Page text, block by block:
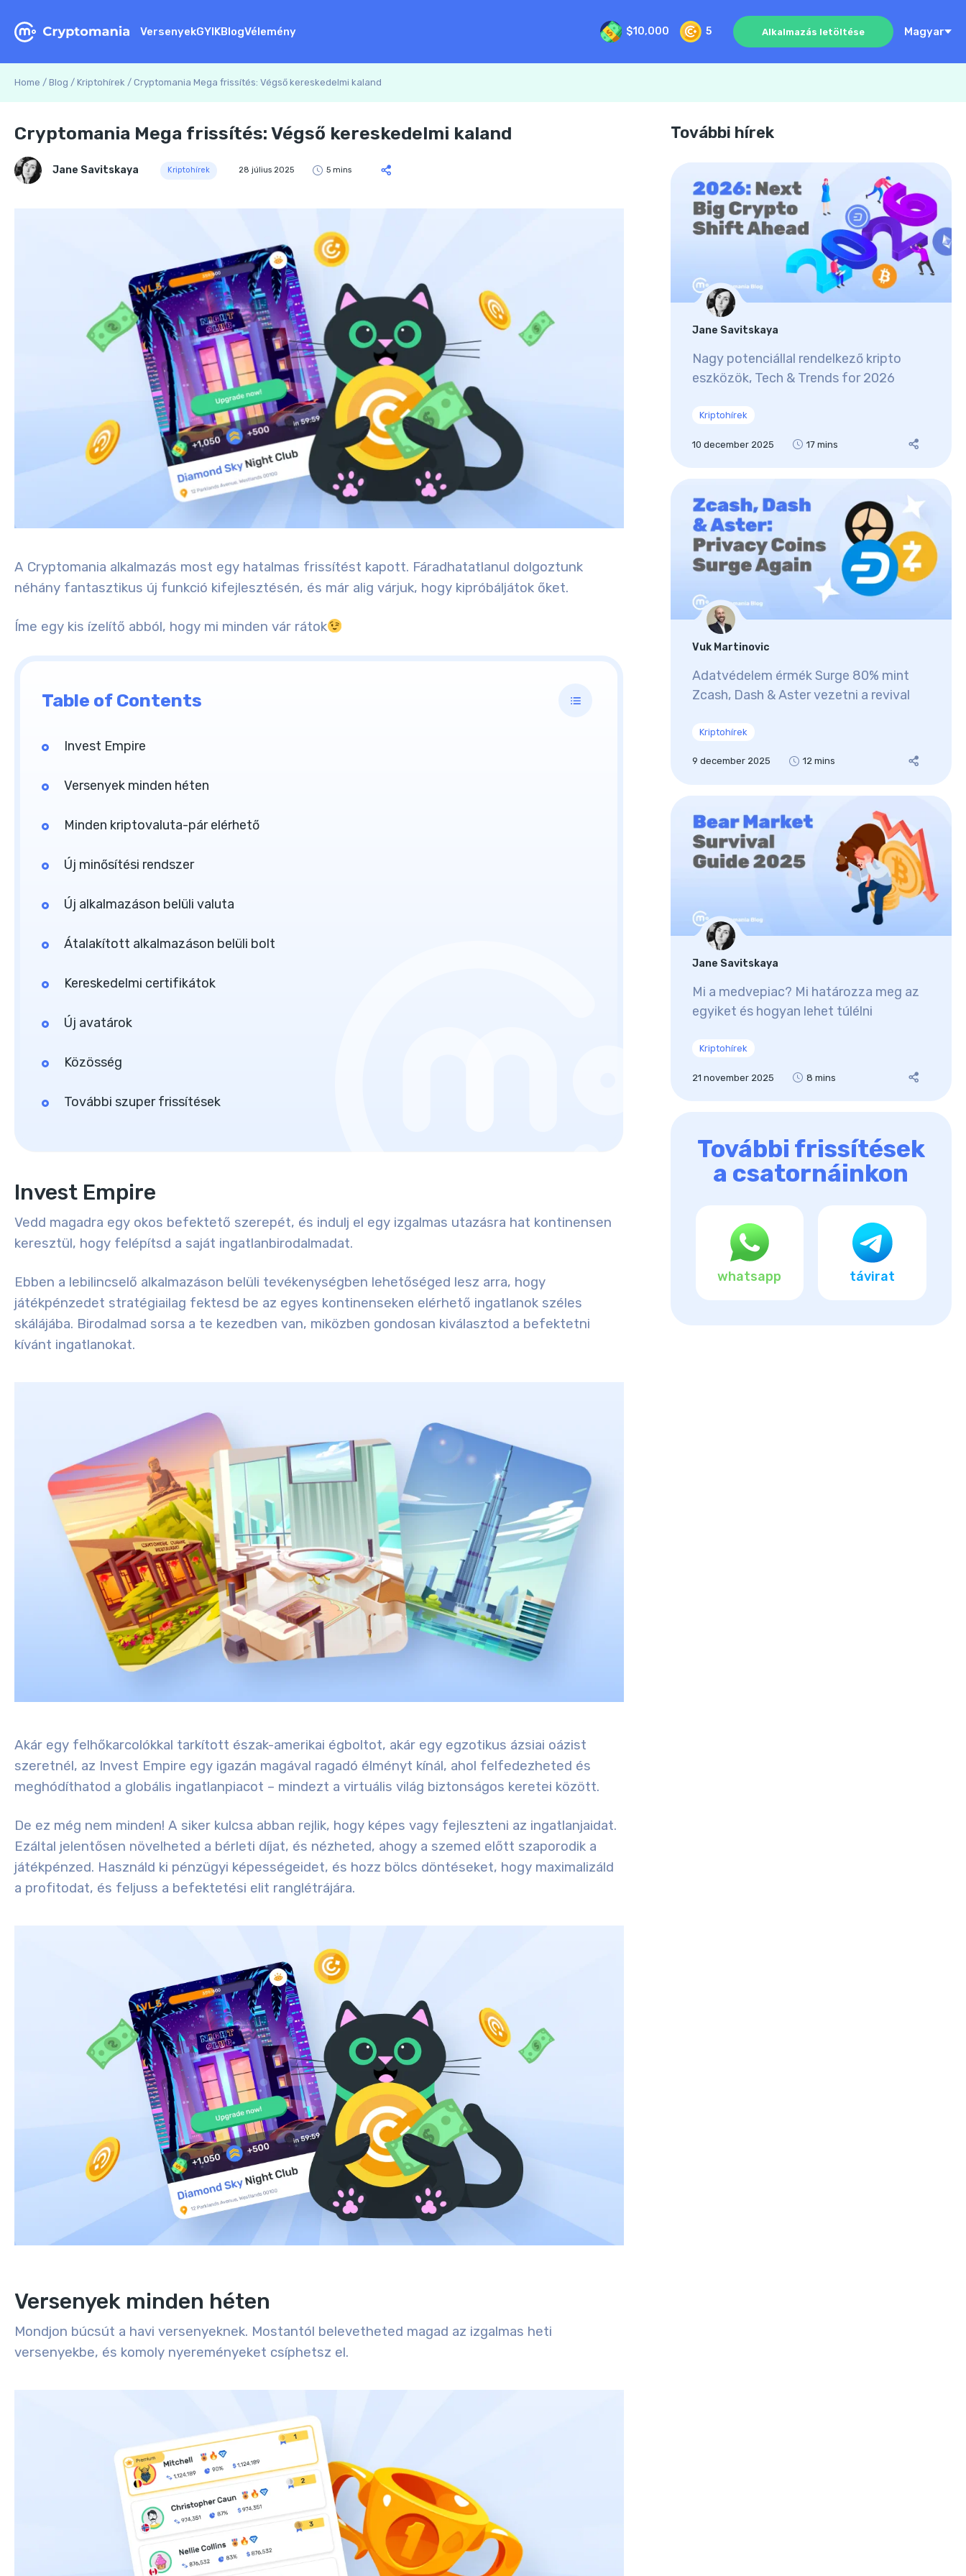
VersenyekGYIKBlogVélemény $10,000 5 Alkalmazás letöltése Magyar
Home / Blog / Kriptohírek / Cryptomania Mega frissítés: Végső kereskedelmi kaland
Cryptomania Mega frissítés: Végső kereskedelmi kaland
Jane Savitskaya Kriptohírek 28 július 2025 5 mins
A Cryptomania alkalmazás most egy hatalmas frissítést kapott. Fáradhatatlanul dolgoztunk
néhány fantasztikus új funkció kifejlesztésén, és már alig várjuk, hogy kipróbáljátok őket.
Íme egy kis ízelítő abból, hogy mi minden vár rátok
Table of Contents
Invest Empire
Versenyek minden héten
Minden kriptovaluta-pár elérhető
Új minősítési rendszer
Új alkalmazáson belüli valuta
Átalakított alkalmazáson belüli bolt
Kereskedelmi certifikátok
Új avatárok
Közösség
További szuper frissítések
Invest Empire
Vedd magadra egy okos befektető szerepét, és indulj el egy izgalmas utazásra hat kontinensen
keresztül, hogy felépítsd a saját ingatlanbirodalmadat.
Ebben a lebilincselő alkalmazáson belüli tevékenységben lehetőséged lesz arra, hogy
játékpénzedet stratégiailag fektesd be az egyes kontinenseken elérhető ingatlanok széles
skálájába. Birodalmad sorsa a te kezedben van, miközben gondosan kiválasztod a befektetni
kívánt ingatlanokat.
Akár egy felhőkarcolókkal tarkított észak-amerikai égboltot, akár egy egzotikus ázsiai oázist
szeretnél, az Invest Empire egy igazán magával ragadó élményt kínál, ahol felfedezheted és
meghódíthatod a globális ingatlanpiacot – mindezt a virtuális világ biztonságos keretei között.
De ez még nem minden! A siker kulcsa abban rejlik, hogy képes vagy fejleszteni az ingatlanjaidat.
Ezáltal jelentősen növelheted a bérleti díjat, és nézheted, ahogy a szemed előtt szaporodik a
játékpénzed. Használd ki pénzügyi képességeidet, és hozz bölcs döntéseket, hogy maximalizáld
a profitodat, és feljuss a befektetési elit ranglétrájára.
Versenyek minden héten
Mondjon búcsút a havi versenyeknek. Mostantól belevetheted magad az izgalmas heti
versenyekbe, és komoly nyereményeket csíphetsz el.
További hírek
Jane Savitskaya
Nagy potenciállal rendelkező kripto
eszközök, Tech & Trends for 2026
Kriptohírek
10 december 2025 17 mins
Vuk Martinovic
Adatvédelem érmék Surge 80% mint
Zcash, Dash & Aster vezetni a revival
Kriptohírek
9 december 2025 12 mins
Jane Savitskaya
Mi a medvepiac? Mi határozza meg az
egyiket és hogyan lehet túlélni
Kriptohírek
21 november 2025 8 mins
További frissítések
a csatornáinkon
whatsapp távirat